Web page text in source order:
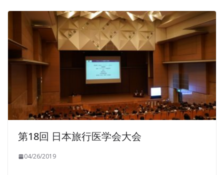
第18回 日本旅行医学会大会
04/26/2019